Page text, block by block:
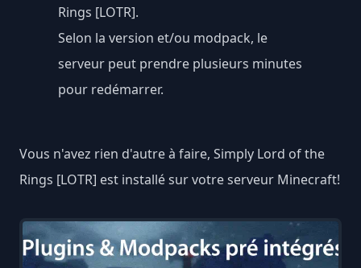
Rings [LOTR].
Selon la version et/ou modpack, le
serveur peut prendre plusieurs minutes
pour redémarrer.
Vous n'avez rien d'autre à faire, Simply Lord of the
Rings [LOTR] est installé sur votre serveur Minecraft!